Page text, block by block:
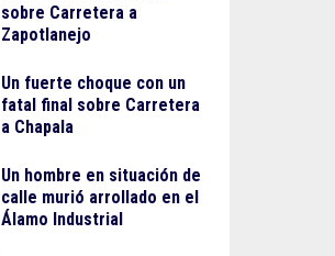
sobre Carretera a
Zapotlanejo
Un fuerte choque con un
fatal final sobre Carretera
a Chapala
Un hombre en situación de
calle murió arrollado en el
Álamo Industrial